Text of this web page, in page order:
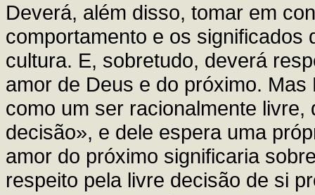
Deverá, além disso, tomar em
comportamento e os significados
cultura. E, sobretudo, deverá
amor de Deus e do próximo.
como um ser racionalmente
decisão», e dele espera uma
amor do próximo significaria
respeito pela livre decisão de si